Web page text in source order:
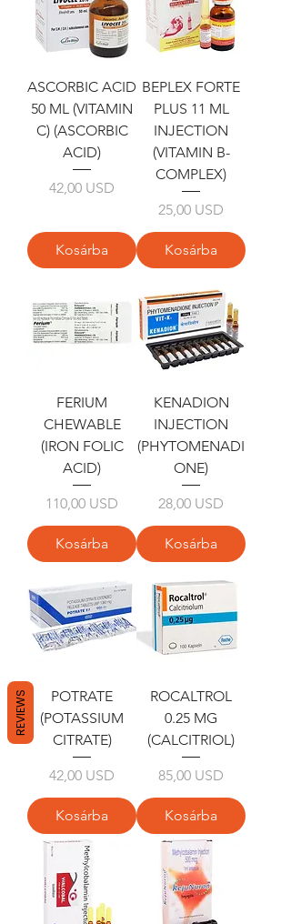
ASCORBIC ACID
50 ML (VITAMIN
C) (ASCORBIC
ACID)
Ár
42,00 USD
Kosárba
BEPLEX FORTE
PLUS 11 ML
INJECTION
(VITAMIN B-
COMPLEX)
Ár
25,00 USD
Kosárba
FERIUM
CHEWABLE
(IRON FOLIC
ACID)
Ár
110,00 USD
Kosárba
KENADION
INJECTION
(PHYTOMENADI
ONE)
Ár
28,00 USD
Kosárba
POTRATE
(POTASSIUM
CITRATE)
Ár
42,00 USD
Kosárba
ROCALTROL
0.25 MG
(CALCITRIOL)
Ár
85,00 USD
Kosárba
REVIEWS